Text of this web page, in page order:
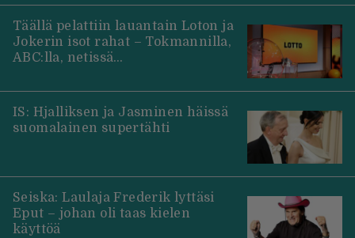
Täällä pelattiin lauantain Loton ja
Jokerin isot rahat – Tokmannilla,
ABC:lla, netissä…
IS: Hjalliksen ja Jasminen häissä
suomalainen supertähti
Seiska: Laulaja Frederik lyttäsi
Eput – johan oli taas kielen
käyttöä